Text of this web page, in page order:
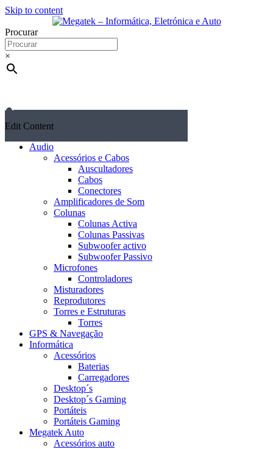
Skip to content
Procurar
×
Edit Content
Audio
Acessórios e Cabos
Auscultadores
Cabos
Conectores
Amplificadores de Som
Colunas
Colunas Activa
Colunas Passivas
Subwoofer activo
Subwoofer Passivo
Microfones
Controladores
Misturadores
Reprodutores
Torres e Estruturas
Torres
GPS & Navegação
Informática
Acessórios
Baterias
Carregadores
Desktop´s
Desktop´s Gaming
Portáteis
Portáteis Gaming
Megatek Auto
Acessórios auto